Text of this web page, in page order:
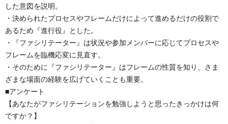
した意図を説明。
・決められたプロセスやフレームだけによって進めるだけの役割で
あるため『進行役』とした。
・『ファシリテーター』は状況や参加メンバーに応じてプロセスや
フレームを臨機応変に見直す。
・そのために『ファシリテーター』はフレームの性質を知り、さま
ざまな場面の経験を広げていくことも重要。
■アンケート
【あなたがファシリテーションを勉強しようと思ったきっかけは何
ですか？】